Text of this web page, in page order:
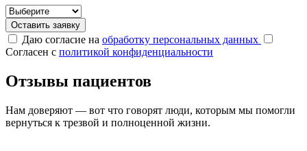
Оставить заявку
Даю согласие на обработку персональных данных
Согласен с политикой конфиденциальности
Отзывы пациентов
Нам доверяют — вот что говорят люди, которым мы помогли
вернуться к трезвой и полноценной жизни.